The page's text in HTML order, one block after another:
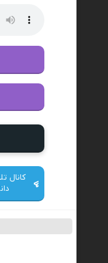
کانال